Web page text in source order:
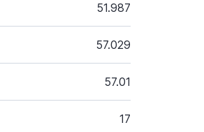
51.987
57.029
57.01
17